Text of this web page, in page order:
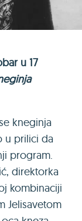
u 17
kneginja
u prilici da
program.
direktorka
kombinaciji
Jelisavetom